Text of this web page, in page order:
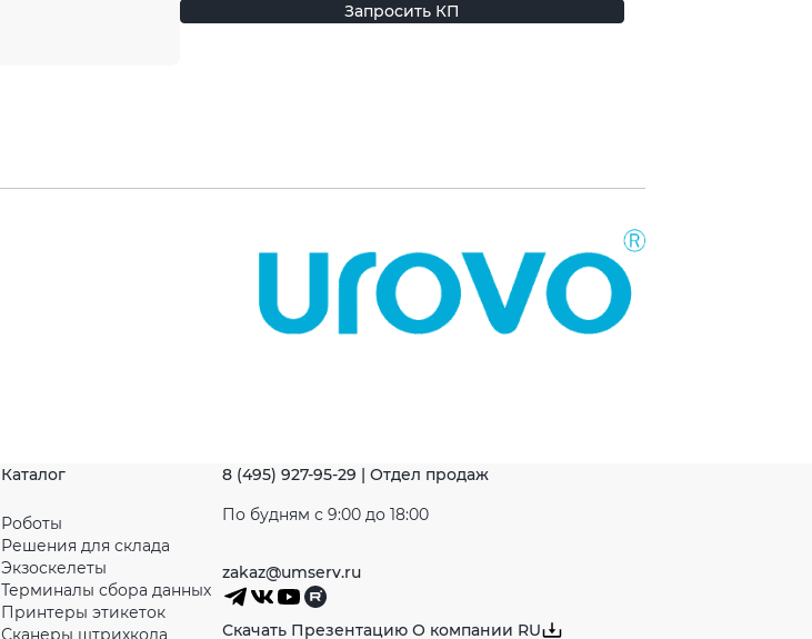
Запросить КП
Каталог
Роботы
Решения для склада
Экзоскелеты
Терминалы сбора данных
Принтеры этикеток
Сканеры штрихкода
8 (495) 927-95-29 | Отдел продаж
По будням с 9:00 до 18:00
zakaz@umserv.ru
Скачать Презентацию О компании RU